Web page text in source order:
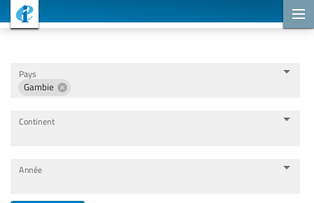
Pays
Gambie
Continent
Année